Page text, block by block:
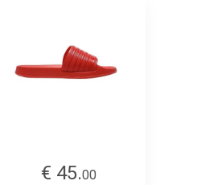
€ 45.00